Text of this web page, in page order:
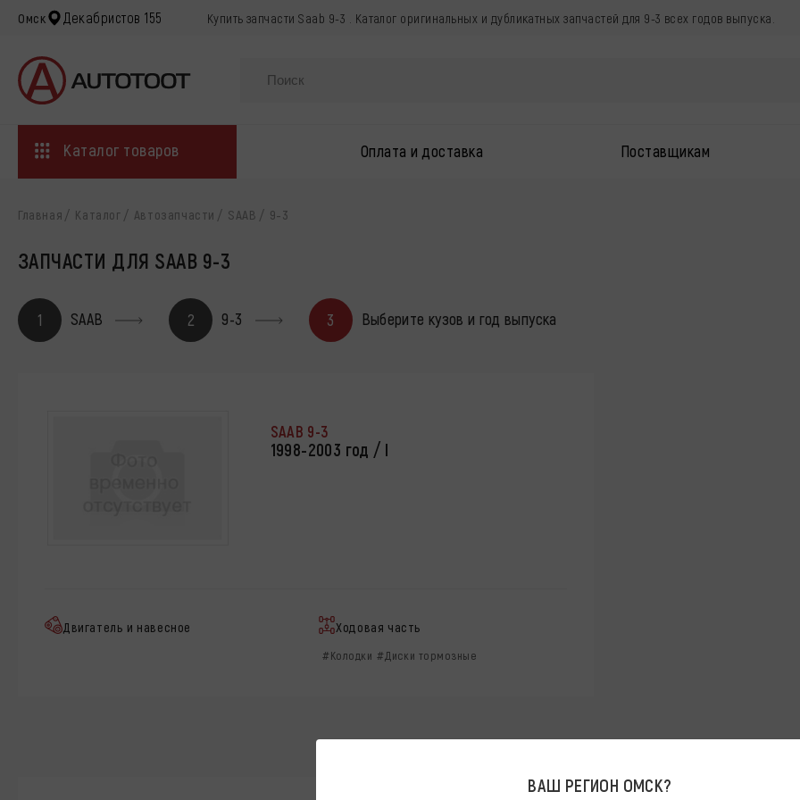
Омск Декабристов 155 Купить запчасти Saab 9-3 . Каталог оригинальных и дубликатных запчастей для 9-3 всех годов выпуска.
Каталог товаров Оплата и доставка Поставщикам
Главная Каталог Автозапчасти SAAB 9-3
ЗАПЧАСТИ ДЛЯ SAAB 9-3
1 SAAB 2 9-3 3 Выберите кузов и год выпуска
SAAB 9-3
1998-2003 год / I
Двигатель и навесное Ходовая часть
#Колодки #Диски тормозные
ВАШ РЕГИОН ОМСК?